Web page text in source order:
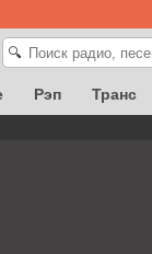
🔍
Рэп Транс